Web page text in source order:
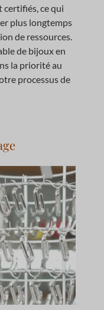
certifiés, ce qui
plus longtemps
de ressources.
de bijoux en
la priorité au
processus de